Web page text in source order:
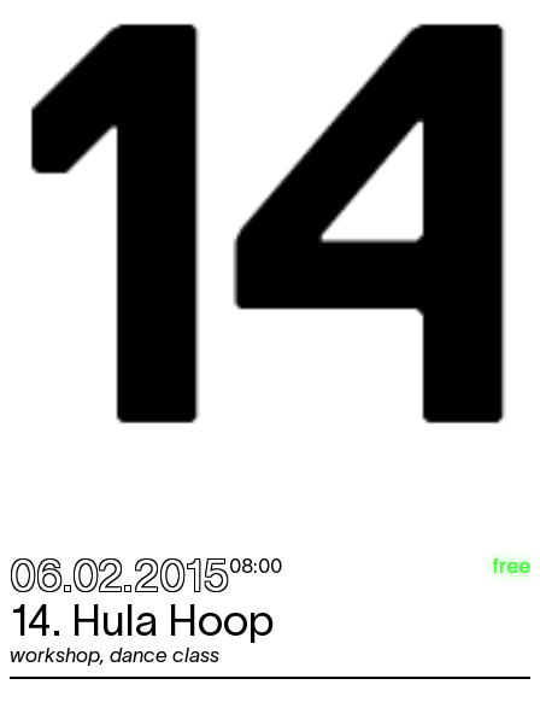
06.02.201508:00 free
14. Hula Hoop
workshop, dance class